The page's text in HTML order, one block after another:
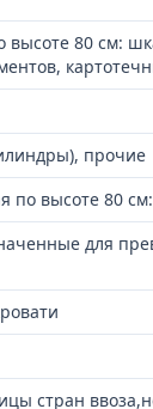
высоте 80 см:
прочие
по высоте 80
для
стран